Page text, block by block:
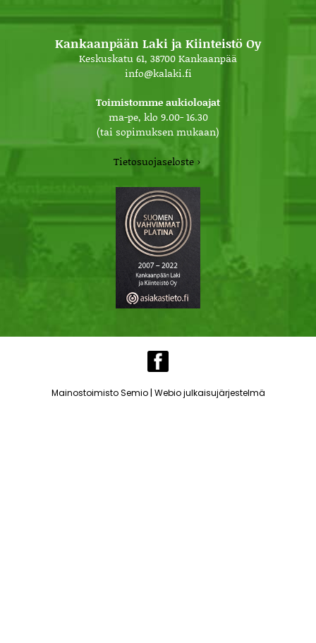
Kankaanpään Laki ja Kiinteistö Oy
Keskuskatu 61, 38700 Kankaanpää
info@kalaki.fi
Toimistomme aukioloajat
ma-pe, klo 9.00- 16.30
(tai sopimuksen mukaan)
Tietosuojaseloste ›
Mainostoimisto Semio| Webio julkaisujärjestelmä